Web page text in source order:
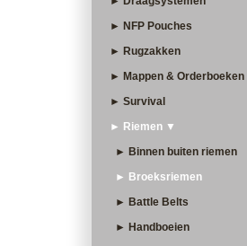
► NFP Pouches
► Rugzakken
► Mappen & Orderboeken
► Survival
► Riemen ▼
► Binnen buiten riemen
► Broeksriemen
► Battle Belts
► Handboeien